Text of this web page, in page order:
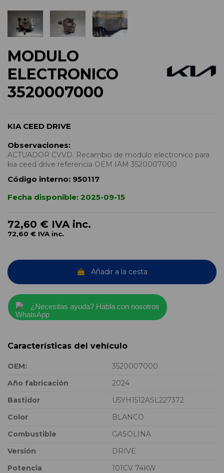
MODULO
ELECTRONICO
3520007000
KIA CEED DRIVE
Observaciones:
ACTUADOR CVVD. Recambio de modulo electronico para
kia ceed drive referencia OEM IAM 3520007000
Código interno: 950117
Fecha disponible: 2025-09-15
72,60 € IVA inc.
72,60 € IVA inc.
Añadir a la cesta
¿Necesitas ayuda? Habla con nosotros
Características del vehículo
OEM:
3520007000
Año fabricación
2024
Bastidor
U5YH1512ASL227372
Color
BLANCO
Combustible
GASOLINA
Versión
DRIVE
Potencia
101CV 74KW